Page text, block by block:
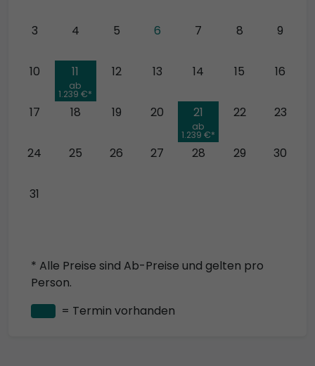
3 4 5 6 7 8 9
10
ab
1.239 €*
11 12 13 14 15 16
17 18 19 20
ab
1.239 €*
21 22 23
24 25 26 27 28 29 30
31
* Alle Preise sind Ab-Preise und gelten pro
Person.
= Termin vorhanden